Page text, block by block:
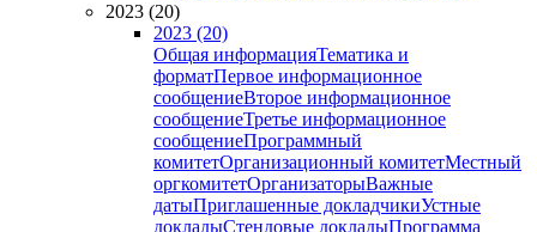
2023 (20)
2023 (20)
Общая информацияТематика и
форматПервое информационное
сообщениеВторое информационное
сообщениеТретье информационное
сообщениеПрограммный
комитетОрганизационный комитетМестный
оргкомитетОрганизаторыВажные
датыПриглашенные докладчикиУстные
докладыСтендовые докладыПрограмма